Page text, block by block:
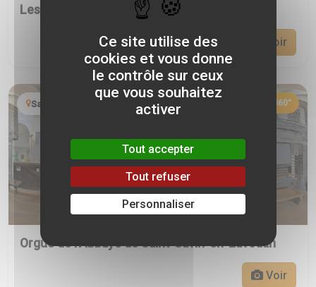
Les jardins de Tarbes - Hautes-Pyrénées
Voir
Saint-Savin 360°
Orgue de l’Abbaye de Saint-Savin-en-Lavedan
Voir
Ce site utilise des
cookies et vous donne
le contrôle sur ceux
que vous souhaitez
activer
Tout accepter
Tout refuser
Personnaliser